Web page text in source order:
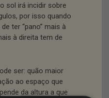
sol irá incidir sobre
por isso quando
ter “pano” mais à
à direita tem de
ser: quão maior
ao espaço que
da altura a que